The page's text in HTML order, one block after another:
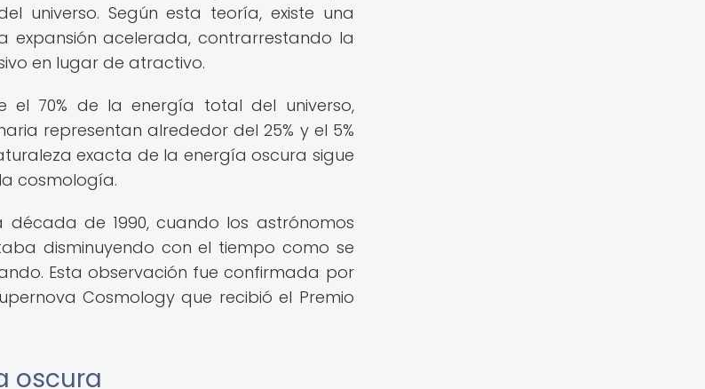
universo. Según esta teoría, existe una
acelerada, contrarrestando la
en lugar de atractivo.
el 70% de la energía total del universo,
representan alrededor del 25% y el 5%
exacta de la energía oscura sigue
cosmología.
de 1990, cuando los astrónomos
disminuyendo con el tiempo como se
Esta observación fue confirmada por
Cosmology que recibió el Premio
oscura